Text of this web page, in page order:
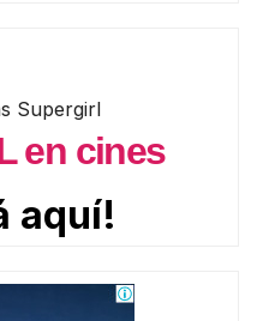
en cines
aquí!